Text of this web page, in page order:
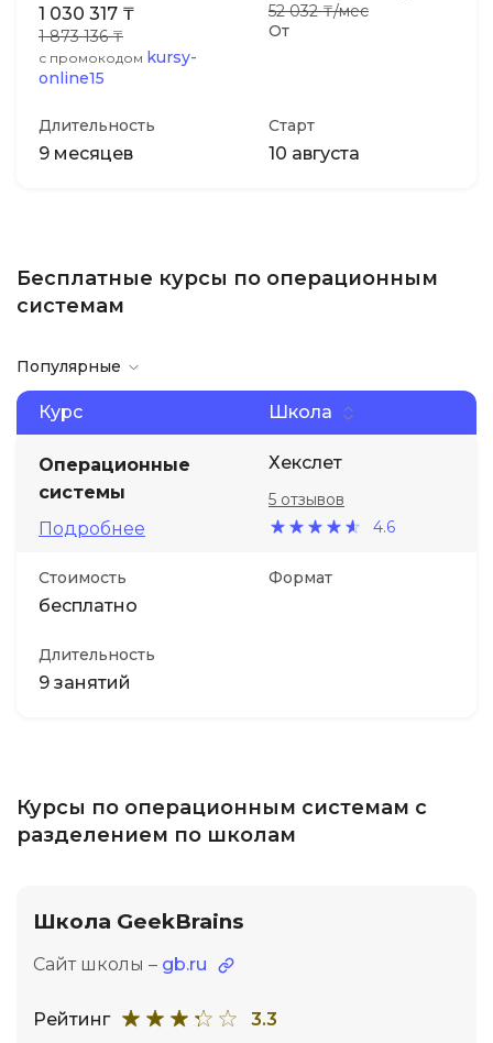
1 030 317 ₸
1 873 136 ₸
с промокодом kursy-
online15
От
52 032 ₸/мес
Длительность
9 месяцев
Старт
10 августа
Бесплатные курсы по операционным
системам
Популярные
Курс Школа
Операционные
системы
Подробнее
Хекслет
4.6
5 отзывов
Стоимость
бесплатно
Формат
Длительность
9 занятий
Курсы по операционным системам с
разделением по школам
Школа GeekBrains
Сайт школы – gb.ru
Рейтинг 3.3